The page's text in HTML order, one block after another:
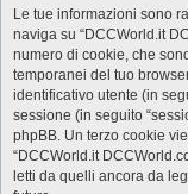
Le tue informazioni sono
naviga su “DCCWorld.it
numero di cookie, che
temporanei del tuo
identificativo utente (in
sessione (in seguito
phpBB. Un terzo cookie
“DCCWorld.it
letti da quelli ancora da